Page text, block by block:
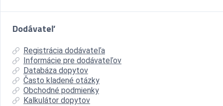
Dodávateľ
Registrácia dodávateľa
Informácie pre dodávateľov
Databáza dopytov
Často kladené otázky
Obchodné podmienky
Kalkulátor dopytov